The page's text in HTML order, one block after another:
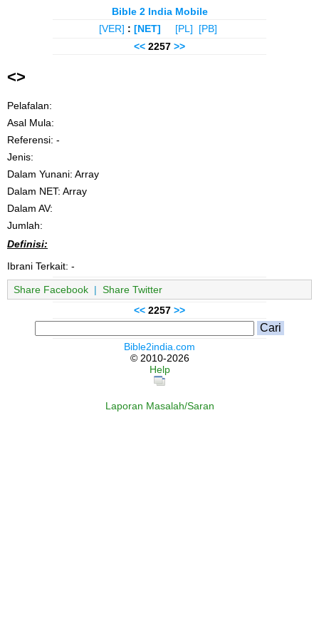
Bible 2 India Mobile
[VER] : [NET] [PL]
[PB]
<< 2257 >>
<>
Pelafalan:
Asal Mula:
Referensi: -
Jenis:
Dalam Yunani: Array
Dalam NET: Array
Dalam AV:
Jumlah:
Definisi:
Ibrani Terkait: -
Share Facebook | Share Twitter
<< 2257 >>
Bible2india.com
© 2010-2026
Help
Laporan Masalah/Saran